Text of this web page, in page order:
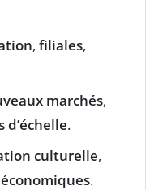
, filiales,
marchés,
d’échelle.
culturelle,
.